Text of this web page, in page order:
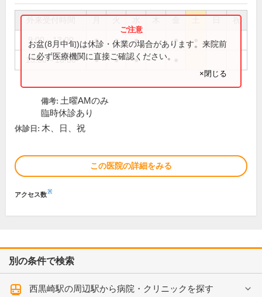
祝
9:00～13:00 ● ● ● ●
15:00～18:00 ● ● ●
お盆(8月中旬)は休診・休業の場合があります。来院前
に必ず医療機関に直接ご確認ください。
×閉じる
備考: 土曜AMのみ
臨時休診あり
休診日: 木、日、祝
この医院の詳細をみる
アクセス数※
別の条件で検索
西黒崎駅の周辺駅から病院・クリニックを探す